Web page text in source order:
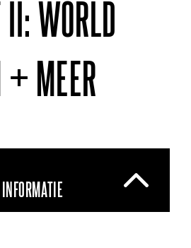
WORLD
+ MEER
INFORMATIE